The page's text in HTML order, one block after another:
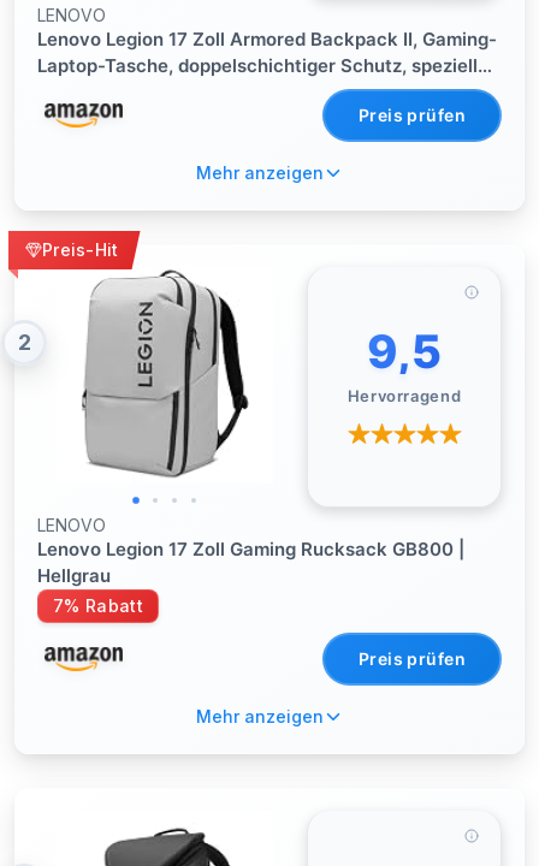
LENOVO
Lenovo Legion 17 Zoll Armored Backpack II, Gaming-
Laptop-Tasche, doppelschichtiger Schutz, spezielle
Aufbewahrungstaschen, GX40V10007, schwarz
Preis prüfen
Mehr anzeigen
Preis-Hit
2 9,5
Hervorragend
LENOVO
Lenovo Legion 17 Zoll Gaming Rucksack GB800 |
Hellgrau
7% Rabatt
Preis prüfen
Mehr anzeigen